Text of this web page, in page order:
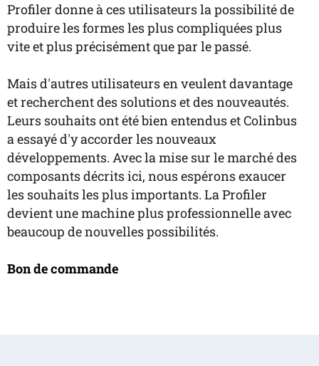
Profiler donne à ces utilisateurs la possibilité de
produire les formes les plus compliquées plus
vite et plus précisément que par le passé.
Mais d'autres utilisateurs en veulent davantage
et recherchent des solutions et des nouveautés.
Leurs souhaits ont été bien entendus et Colinbus
a essayé d'y accorder les nouveaux
développements. Avec la mise sur le marché des
composants décrits ici, nous espérons exaucer
les souhaits les plus importants. La Profiler
devient une machine plus professionnelle avec
beaucoup de nouvelles possibilités.
Bon de commande